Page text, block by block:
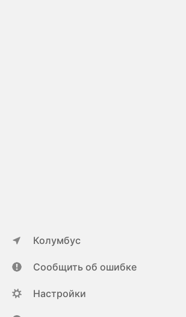
Колумбус
Сообщить об ошибке
Настройки